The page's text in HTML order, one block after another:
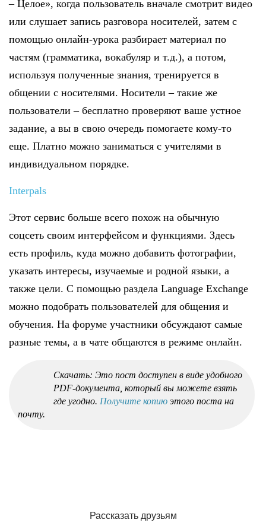
– Целое», когда пользователь вначале смотрит видео
или слушает запись разговора носителей, затем с
помощью онлайн-урока разбирает материал по
частям (грамматика, вокабуляр и т.д.), а потом,
используя полученные знания, тренируется в
общении с носителями. Носители – такие же
пользователи – бесплатно проверяют ваше устное
задание, а вы в свою очередь помогаете кому-то
еще. Платно можно заниматься с учителями в
индивидуальном порядке.
Interpals
Этот сервис больше всего похож на обычную
соцсеть своим интерфейсом и функциями. Здесь
есть профиль, куда можно добавить фотографии,
указать интересы, изучаемые и родной языки, а
также цели. С помощью раздела Language Exchange
можно подобрать пользователей для общения и
обучения. На форуме участники обсуждают самые
разные темы, а в чате общаются в режиме онлайн.
Скачать: Это пост доступен в виде удобного
PDF-документа, который вы можете взять
где угодно. Получите копию этого поста на
почту.
Рассказать друзьям